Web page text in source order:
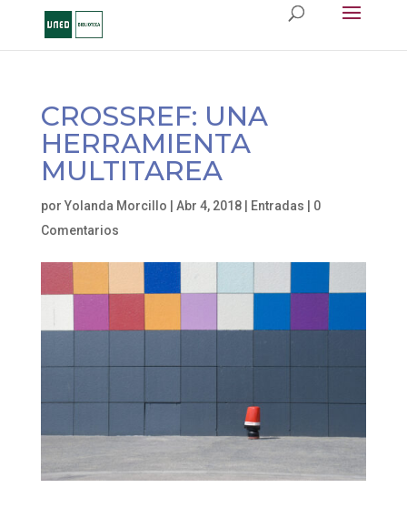
CROSSREF: UNA
HERRAMIENTA
MULTITAREA
por Yolanda Morcillo Abr 4, 2018| Entradas
0
Comentarios